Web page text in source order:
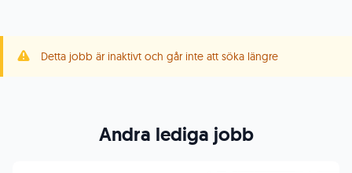
Detta jobb är inaktivt och går inte att söka längre
Andra lediga jobb